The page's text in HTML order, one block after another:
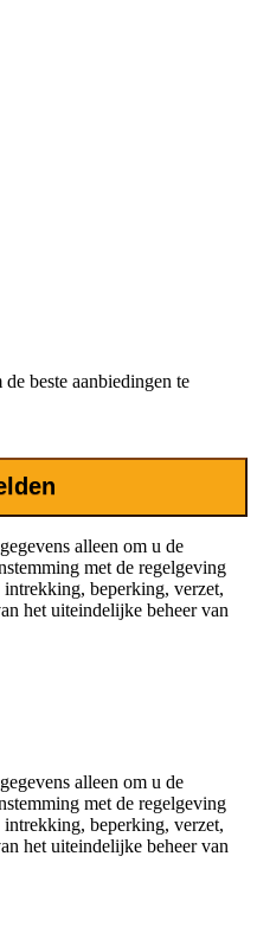
beste aanbiedingen te
alleen om u de
met de regelgeving
beperking, verzet,
het uiteindelijke beheer van
alleen om u de
met de regelgeving
beperking, verzet,
het uiteindelijke beheer van